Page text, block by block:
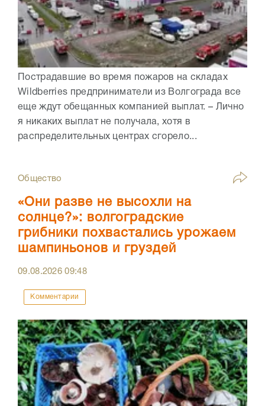
Пострадавшие во время пожаров на складах
Wildberries предприниматели из Волгограда все
еще ждут обещанных компанией выплат. – Лично
я никаких выплат не получала, хотя в
распределительных центрах сгорело...
Общество
«Они разве не высохли на
солнце?»: волгоградские
грибники похвастались урожаем
шампиньонов и груздей
09.08.202609:48
Комментарии